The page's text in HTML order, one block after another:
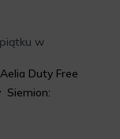
w
Duty Free
Siemion: